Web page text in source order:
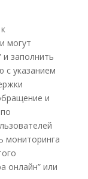
могут
и заполнить
с указанием
и
мониторинга
онлайн” или